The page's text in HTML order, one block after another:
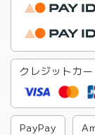
クレジットカー
PayPay